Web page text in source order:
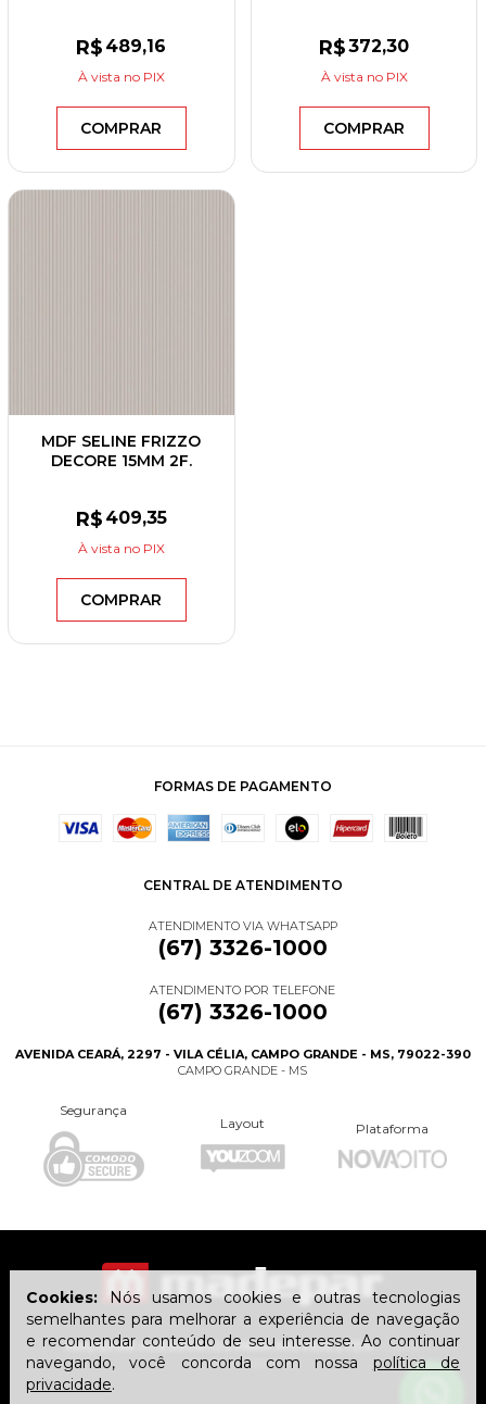
R$ 489,16
À vista no PIX
COMPRAR
R$372,30
À vista no PIX
COMPRAR
MDF SELINE FRIZZO
DECORE 15MM 2F.
R$ 409,35
À vista no PIX
COMPRAR
FORMAS DE PAGAMENTO
CENTRAL DE ATENDIMENTO
ATENDIMENTO VIA WHATSAPP
(67) 3326-1000
ATENDIMENTO POR TELEFONE
(67) 3326-1000
AVENIDA CEARÁ, 2297 - VILA CÉLIA, CAMPO GRANDE - MS, 79022-390
CAMPO GRANDE - MS
Segurança
Layout
Plataforma
MADEPAR ACESSÓRIOS PARA MÓVEIS LTDA| CNPJ:
15.416.241/0001-93
Cookies:Nós usamos cookies e outras tecnologias
semelhantes para melhorar a experiência de navegação
e recomendar conteúdo de seu interesse. Ao continuar
navegando, você concorda com nossa política de
privacidade.